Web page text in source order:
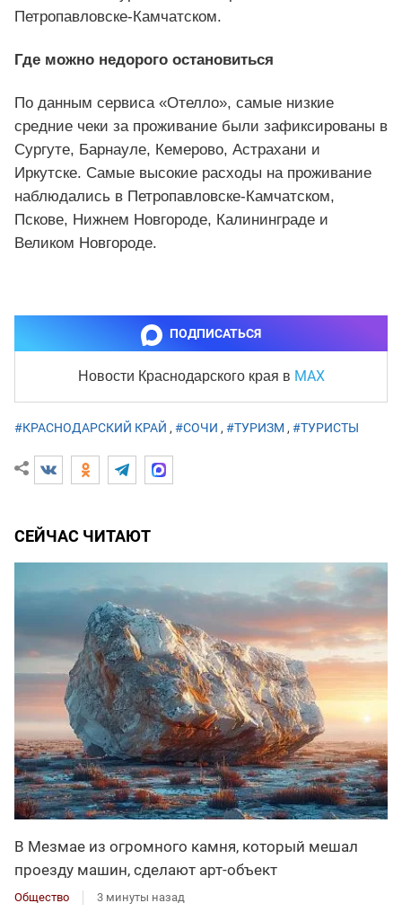
Петропавловске-Камчатском.
Где можно недорого остановиться
По данным сервиса «Отелло», самые низкие
средние чеки за проживание были зафиксированы в
Сургуте, Барнауле, Кемерово, Астрахани и
Иркутске. Самые высокие расходы на проживание
наблюдались в Петропавловске-Камчатском,
Пскове, Нижнем Новгороде, Калининграде и
Великом Новгороде.
ПОДПИСАТЬСЯ
Новости Краснодарского края в MAX
#КРАСНОДАРСКИЙ КРАЙ , #СОЧИ , #ТУРИЗМ , #ТУРИСТЫ
СЕЙЧАС ЧИТАЮТ
В Мезмае из огромного камня, который мешал
проезду машин, сделают арт-объект
Общество 3 минуты назад